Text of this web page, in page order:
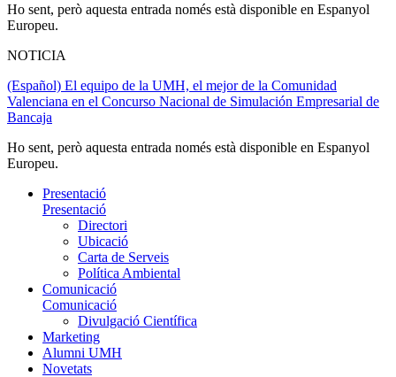
Ho sent, però aquesta entrada només està disponible en Espanyol
Europeu.
NOTICIA
(Español) El equipo de la UMH, el mejor de la Comunidad
Valenciana en el Concurso Nacional de Simulación Empresarial de
Bancaja
Ho sent, però aquesta entrada només està disponible en Espanyol
Europeu.
Presentació
Presentació
Directori
Ubicació
Carta de Serveis
Política Ambiental
Comunicació
Comunicació
Divulgació Científica
Marketing
Alumni UMH
Novetats